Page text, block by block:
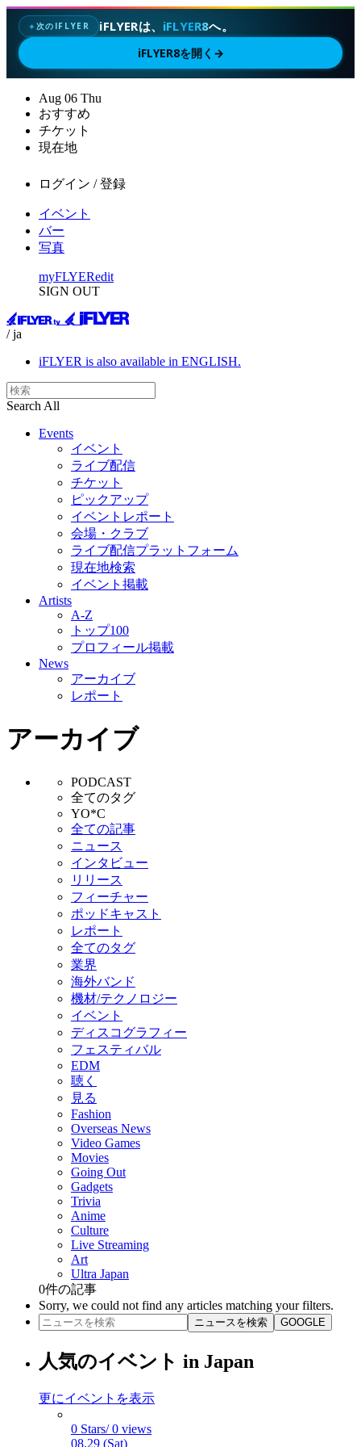
✦次のIFLYER iFLYERは、 iFLYER8へ。
iFLYER8を開く →
Aug 06 Thu
おすすめ
チケット
現在地
ログイン / 登録
イベント
バー
写真
myFLYERedit
SIGN OUT
/ ja
iFLYER is also available in ENGLISH.
Search All
Events
イベント
ライブ配信
チケット
ピックアップ
イベントレポート
会場・クラブ
ライブ配信プラットフォーム
現在地検索
イベント掲載
Artists
A-Z
トップ100
プロフィール掲載
News
アーカイブ
レポート
アーカイブ
PODCAST
全てのタグ
YO*C
全ての記事
ニュース
インタビュー
リリース
フィーチャー
ポッドキャスト
レポート
全てのタグ
業界
海外バンド
機材/テクノロジー
イベント
ディスコグラフィー
フェスティバル
EDM
聴く
見る
Fashion
Overseas News
Video Games
Movies
Going Out
Gadgets
Trivia
Anime
Culture
Live Streaming
Art
Ultra Japan
0件の記事
Sorry, we could not find any articles matching your filters.
ニュースを検索 GOOGLE
人気のイベント in Japan
更にイベントを表示
0 Stars/ 0 views
08.29 (Sat)